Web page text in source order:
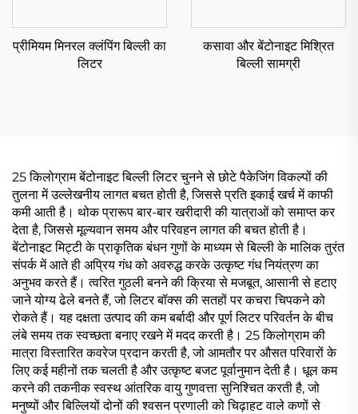
प्रीमियम मिनरल क्लंपिंग बिल्ली का
लिटर
कसावा और बेंटोनाइट मिश्रित
बिल्ली सामग्री
25 किलोग्राम बेंटोनाइट बिल्ली लिटर चुनने से छोटे पैकेजिंग विकल्पों की
तुलना में उल्लेखनीय लागत बचत होती है, जिससे प्रति इकाई खर्च में काफी
कमी आती है। थोक प्रारूप बार-बार खरीदारी की यात्राओं को समाप्त कर
देता है, जिससे मूल्यवान समय और परिवहन लागत की बचत होती है।
बेंटोनाइट मिट्टी के प्राकृतिक बंधन गुणों के माध्यम से बिल्ली के मालिक तुरंत
संपर्क में आते ही अप्रिय गंध को अवरुद्ध करके उत्कृष्ट गंध नियंत्रण का
अनुभव करते हैं। त्वरित गुठली बनने की क्रिया से मजबूत, आसानी से हटाए
जाने योग्य ढेले बनते हैं, जो लिटर बॉक्स की सतहों पर कचरा चिपकने को
रोकते हैं। यह दक्षता उत्पाद की कम बर्बादी और पूर्ण लिटर परिवर्तन के बीच
लंबे समय तक स्वच्छता बनाए रखने में मदद करती है। 25 किलोग्राम की
मात्रा विस्तारित कवरेज प्रदान करती है, जो आमतौर पर औसत परिवारों के
लिए कई महीनों तक चलती है और उत्कृष्ट बजट पूर्वानुमान देती है। धूल कम
करने की तकनीक स्वस्थ आंतरिक वायु गुणवत्ता सुनिश्चित करती है, जो
मनुष्यों और बिल्लियों दोनों की श्वसन प्रणाली को चिढ़ाहट वाले कणों से